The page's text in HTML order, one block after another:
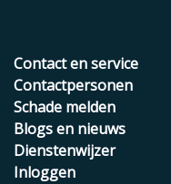
Contact en service
Contactpersonen
Schade melden
Blogs en nieuws
Dienstenwijzer
Inloggen